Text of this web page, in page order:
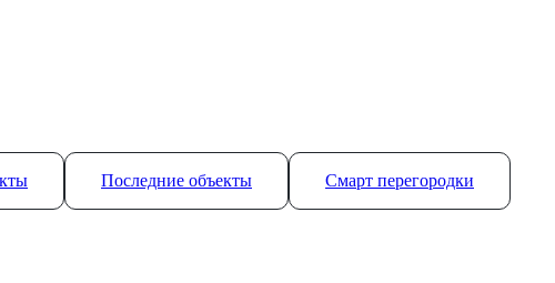
Последние объекты Смарт перегородки